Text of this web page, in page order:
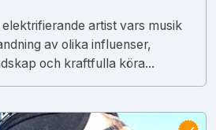
elektrifierande artist vars musik
av olika influenser,
och kraftfulla köra...